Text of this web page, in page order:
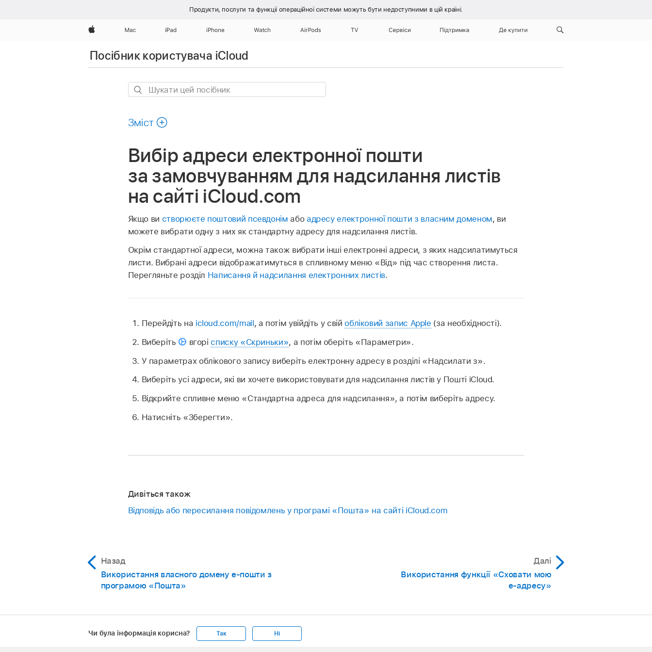
Продукти, послуги та функції операційної системи можуть бути недоступними в цій країні.
Apple Mac iPad iPhone Watch AirPods TV Сервіси Підтримка Де купити
Посібник користувача iCloud
Шукати
Зміст
Вибір адреси електронної пошти
за замовчуванням для надсилання листів
на сайті iCloud.com
Якщо ви створюєте поштовий псевдонім або адресу електронної пошти з власним доменом, ви
можете вибрати одну з них як стандартну адресу для надсилання листів.
Окрім стандартної адреси, можна також вибрати інші електронні адреси, з яких надсилатимуться
листи. Вибрані адреси відображатимуться в спливному меню «Від» під час створення листа.
Перегляньте розділ Написання й надсилання електронних листів.
Перейдіть на icloud.com/mail, а потім увійдіть у свій обліковий запис Apple (за необхідності).
Виберіть
вгорі списку «Скриньки», а потім оберіть «Параметри».
У параметрах облікового запису виберіть електронну адресу в розділі «Надсилати з».
Виберіть усі адреси, які ви хочете використовувати для надсилання листів у Пошті iCloud.
Відкрийте спливне меню «Стандартна адреса для надсилання», а потім виберіть адресу.
Натисніть «Зберегти».
Дивіться також
Відповідь або пересилання повідомлень у програмі «Пошта» на сайті iCloud.com
Назад
Використання власного домену е‑пошти з
програмою «Пошта»
Далі
Використання функції «Сховати мою
е‑адресу»
Чи була інформація корисна? Так Ні